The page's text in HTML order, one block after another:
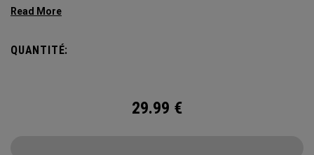
a little friendly competition. Built on the Supersoft platform,
feel, plus dependable control and spin from tee to green.
QUANTITÉ:
29.99 €